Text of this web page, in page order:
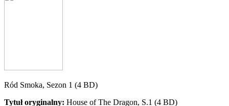
Ród Smoka, Sezon 1 (4 BD)
Tytuł oryginalny: House of The Dragon, S.1 (4 BD)